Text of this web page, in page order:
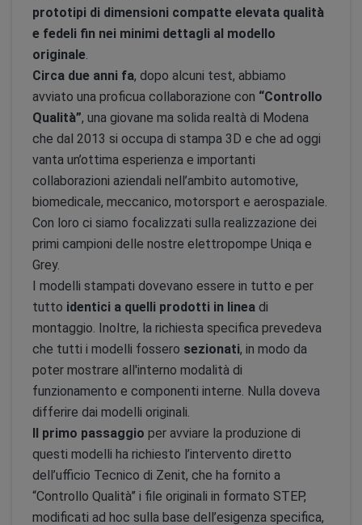
prototipi di dimensioni compatte elevata qualità
e fedeli fin nei minimi dettagli al modello
originale.
Circa due anni fa, dopo alcuni test, abbiamo
avviato una proficua collaborazione con “Controllo
Qualità”, una giovane ma solida realtà di Modena
che dal 2013 si occupa di stampa 3D e che ad oggi
vanta un’ottima esperienza e importanti
collaborazioni aziendali nell’ambito automotive,
biomedicale, meccanico, motorsport e aerospaziale.
Con loro ci siamo focalizzati sulla realizzazione dei
primi campioni delle nostre elettropompe Uniqa e
Grey.
I modelli stampati dovevano essere in tutto e per
tutto identici a quelli prodotti in linea di
montaggio. Inoltre, la richiesta specifica prevedeva
che tutti i modelli fossero sezionati, in modo da
poter mostrare all'interno modalità di
funzionamento e componenti interne. Nulla doveva
differire dai modelli originali.
Il primo passaggio per avviare la produzione di
questi modelli ha richiesto l’intervento diretto
dell’ufficio Tecnico di Zenit, che ha fornito a
“Controllo Qualità” i file originali in formato STEP,
modificati ad hoc sulla base dell’esigenza specifica,